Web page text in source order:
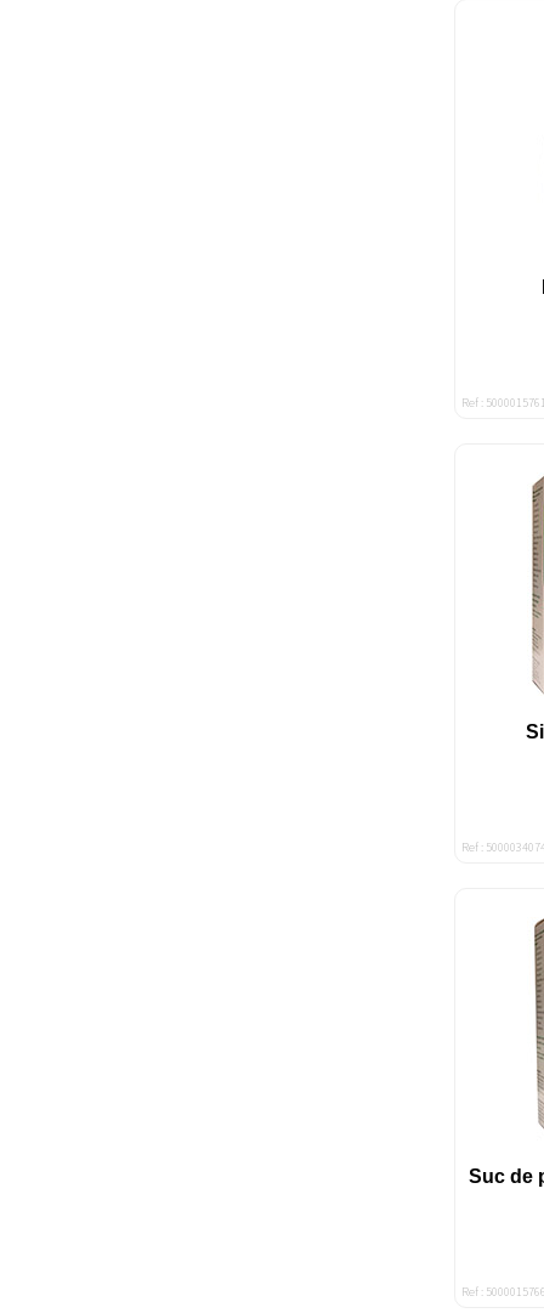
Ref : 5000015761
Ref : 5000034074
Suc de
Ref : 5000015766